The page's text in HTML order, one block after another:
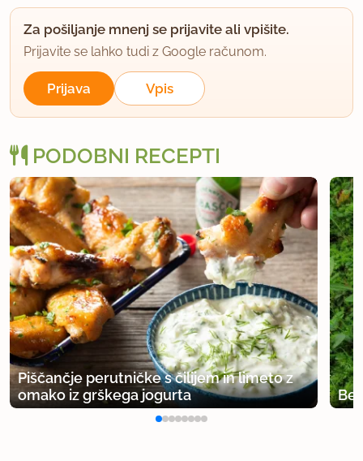
Za pošiljanje mnenj se prijavite ali vpišite.
Prijavite se lahko tudi z Google računom.
Prijava Vpis
PODOBNI RECEPTI
Piščančje perutničke s čilijem in limeto z
omako iz grškega jogurta